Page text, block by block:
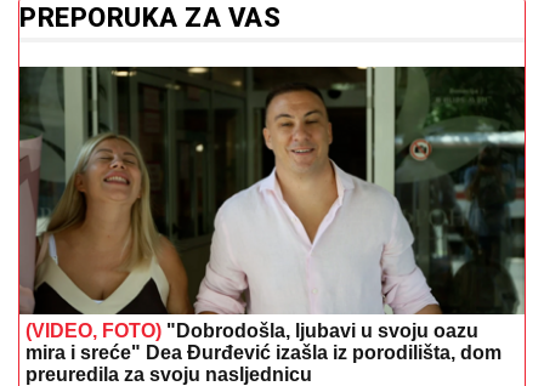
PREPORUKA ZA VAS
(VIDEO, FOTO) "Dobrodošla, ljubavi u svoju oazu
mira i sreće" Dea Đurđević izašla iz porodilišta, dom
preuredila za svoju nasljednicu